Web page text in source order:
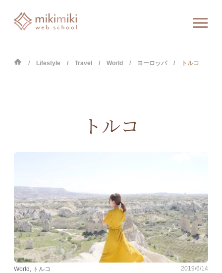
Lifestyle Travel World ヨーロッパ トルコ
トルコ
World, トルコ 2019/6/14